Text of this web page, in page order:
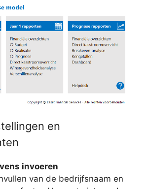
en
invoeren
van de bedrijfsnaam en